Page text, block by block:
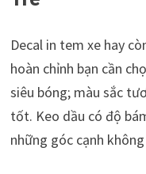
Decal in tem xe hay
hoàn chỉnh bạn cần
siêu bóng; màu sắc
tốt. Keo dầu có độ
những góc cạnh